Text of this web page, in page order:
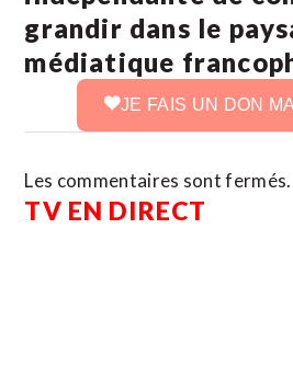
grandir dans le
médiatique
JE FAIS UN DON
Les commentaires sont fermés.
TV EN DIRECT